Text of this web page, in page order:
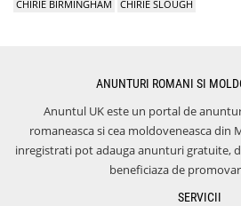
CHIRIE BIRMINGHAM
CHIRIE SLOUGH
ANUNTURI ROMANI SI
Anuntul UK este un portal de
romaneasca si cea moldoveneasca din
inregistrati pot adauga anunturi gratuite,
beneficiaza de
SERVICII